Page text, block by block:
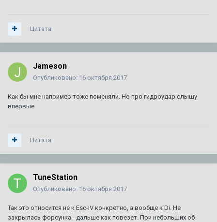
Цитата
Jameson
Опубликовано: 16 октября 2017
Как бы мне например тоже поменяли. Но про гидроудар слышу
впервые
Цитата
TuneStation
Опубликовано: 16 октября 2017
Так это относится не к Esc-IV конкретно, а вообще к Di. Не
закрылась форсунка - дальше как повезет. При небольших об